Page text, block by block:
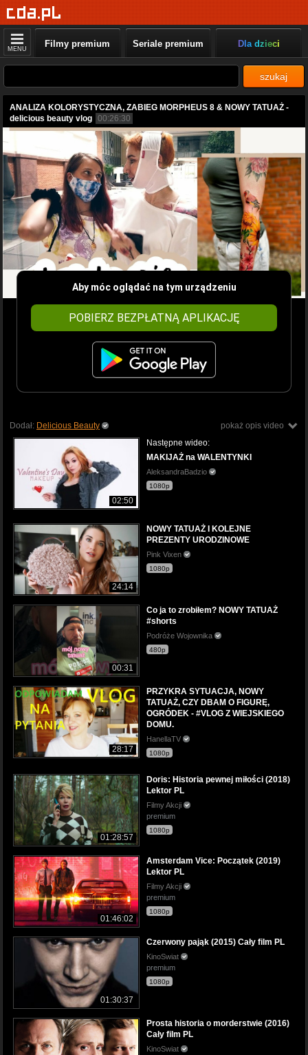
MENU Filmy premium Seriale premium Dla dzieci
szukaj
ANALIZA KOLORYSTYCZNA, ZABIEG MORPHEUS 8 & NOWY TATUAŻ -
delicious beauty vlog 00:26:30
Aby móc oglądać na tym urządzeniu
POBIERZ BEZPŁATNĄ APLIKACJĘ
pokaż opis video
Dodał: Delicious Beauty
02:50
Następne wideo:
MAKIJAŻ na WALENTYNKI
AleksandraBadzio
1080p
24:14
NOWY TATUAŻ I KOLEJNE
PREZENTY URODZINOWE
Pink Vixen
1080p
00:31
Co ja to zrobiłem? NOWY TATUAŻ
#shorts
Podróże Wojownika
480p
28:17
PRZYKRA SYTUACJA, NOWY
TATUAŻ, CZY DBAM O FIGURĘ,
OGRÓDEK - #VLOG Z WIEJSKIEGO
DOMU.
HanellaTV
1080p
01:28:57
Doris: Historia pewnej miłości (2018)
Lektor PL
Filmy Akcji
premium
1080p
01:46:02
Amsterdam Vice: Początek (2019)
Lektor PL
Filmy Akcji
premium
1080p
01:30:37
Czerwony pająk (2015) Cały film PL
KinoSwiat
premium
1080p
Prosta historia o morderstwie (2016)
Cały film PL
KinoSwiat